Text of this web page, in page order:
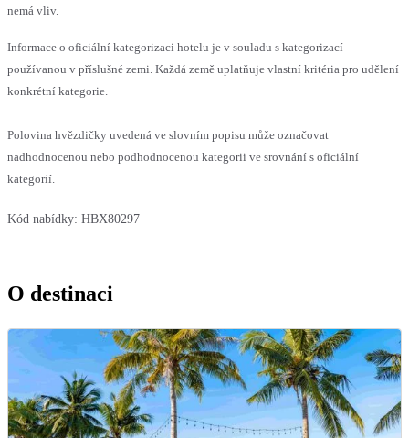
nemá vliv.
Informace o oficiální kategorizaci hotelu je v souladu s kategorizací
používanou v příslušné zemi. Každá země uplatňuje vlastní kritéria pro udělení
konkrétní kategorie.
Polovina hvězdičky uvedená ve slovním popisu může označovat
nadhodnocenou nebo podhodnocenou kategorii ve srovnání s oficiální
kategorií.
Kód nabídky: HBX80297
O destinaci